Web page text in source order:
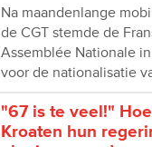
Na maandenlange
de CGT stemde de
Assemblée Nationale
voor de nationalisatie
"67 is te veel!"
Kroaten hun